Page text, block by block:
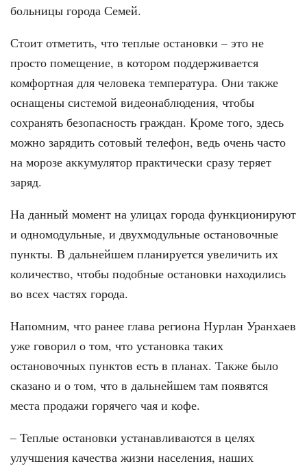
больницы города Семей.
Стоит отметить, что теплые остановки – это не
просто помещение, в котором поддерживается
комфортная для человека температура. Они также
оснащены системой видеонаблюдения, чтобы
сохранять безопасность граждан. Кроме того, здесь
можно зарядить сотовый телефон, ведь очень часто
на морозе аккумулятор практически сразу теряет
заряд.
На данный момент на улицах города функционируют
и одномодульные, и двухмодульные остановочные
пункты. В дальнейшем планируется увеличить их
количество, чтобы подобные остановки находились
во всех частях города.
Напомним, что ранее глава региона Нурлан Уранхаев
уже говорил о том, что установка таких
остановочных пунктов есть в планах. Также было
сказано и о том, что в дальнейшем там появятся
места продажи горячего чая и кофе.
– Теплые остановки устанавливаются в целях
улучшения качества жизни населения, наших